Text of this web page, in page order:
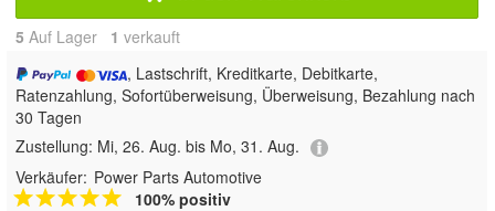
5 Auf Lager 1 verkauft
, Lastschrift, Kreditkarte, Debitkarte,
Ratenzahlung, Sofortüberweisung, Überweisung, Bezahlung nach
30 Tagen
Zustellung: Mi, 26. Aug. bis Mo, 31. Aug.
Verkäufer: Power Parts Automotive
100% positiv